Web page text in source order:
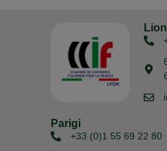
Parigi
+33 (0)1 55 69 22 80